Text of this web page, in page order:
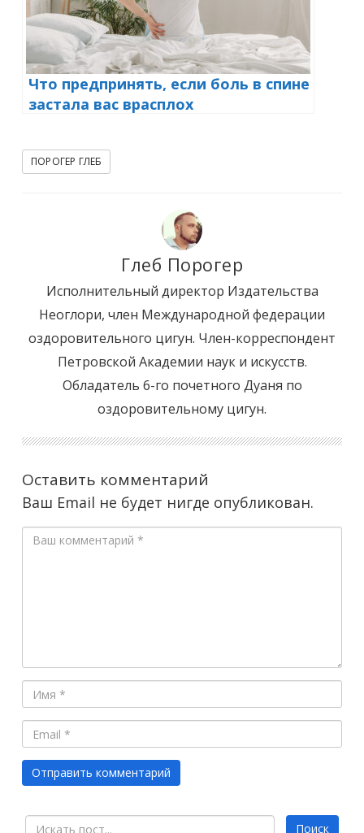
Что предпринять, если боль в спине
застала вас врасплох
ПОРОГЕР ГЛЕБ
Глеб Порогер
Исполнительный директор Издательства
Неоглори, член Международной федерации
оздоровительного цигун. Член-корреспондент
Петровской Академии наук и искусств.
Обладатель 6-го почетного Дуаня по
оздоровительному цигун.
Оставить комментарий
Ваш Email не будет нигде опубликован.